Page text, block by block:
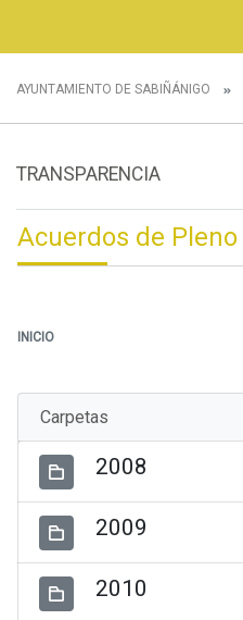
AYUNTAMIENTO DE SABIÑÁNIGO
TRANSPARENCIA
Acuerdos de Pleno
INICIO
Carpetas
2008
2009
2010